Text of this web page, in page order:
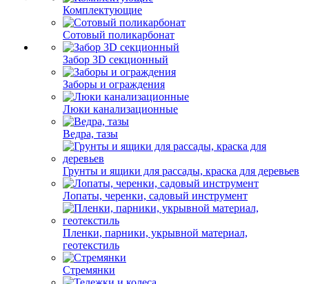
Комплектующие
Сотовый поликарбонат
Забор 3D секционный
Заборы и ограждения
Люки канализационные
Ведра, тазы
Грунты и ящики для рассады, краска для деревьев
Лопаты, черенки, садовый инструмент
Пленки, парники, укрывной материал,
геотекстиль
Стремянки